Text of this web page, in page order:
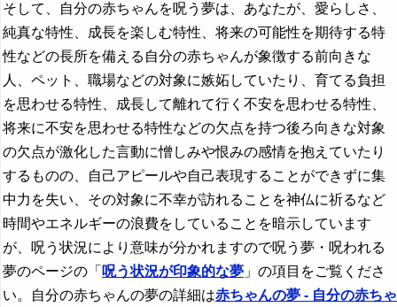
そして、自分の赤ちゃんを呪う夢は、あなたが、愛らしさ、
純真な特性、成長を楽しむ特性、将来の可能性を期待する特
性などの長所を備える自分の赤ちゃんが象徴する前向きな
人、ペット、職場などの対象に嫉妬していたり、育てる負担
を思わせる特性、成長して離れて行く不安を思わせる特性、
将来に不安を思わせる特性などの欠点を持つ後ろ向きな対象
の欠点が激化した言動に憎しみや恨みの感情を抱えていたり
するものの、自己アピールや自己表現することができずに集
中力を失い、その対象に不幸が訪れることを神仏に祈るなど
時間やエネルギーの浪費をしていることを暗示しています
が、呪う状況により意味が分かれますので呪う夢・呪われる
夢のページの「 呪う状況が印象的な夢 」の項目をご覧くださ
い。自分の赤ちゃんの夢の詳細は赤ちゃんの夢 - 自分の赤ちゃ